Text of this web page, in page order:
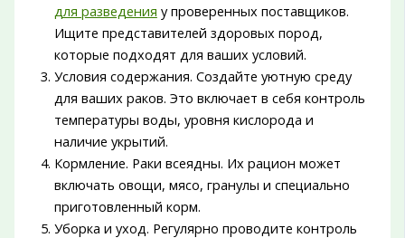
для разведения у проверенных поставщиков.
Ищите представителей здоровых пород,
которые подходят для ваших условий.
Условия содержания. Создайте уютную среду
для ваших раков. Это включает в себя контроль
температуры воды, уровня кислорода и
наличие укрытий.
Кормление. Раки всеядны. Их рацион может
включать овощи, мясо, гранулы и специально
приготовленный корм.
Уборка и уход. Регулярно проводите контроль